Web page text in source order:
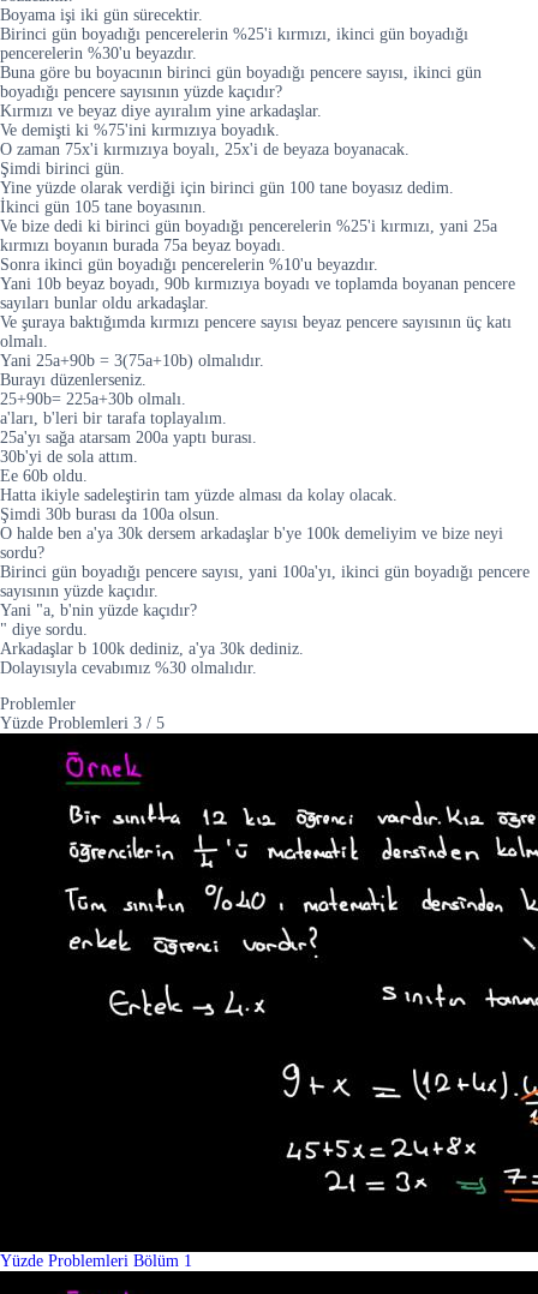
Boyama işi iki gün sürecektir.
Birinci gün boyadığı pencerelerin %25'i kırmızı, ikinci gün boyadığı
pencerelerin %30'u beyazdır.
Buna göre bu boyacının birinci gün boyadığı pencere sayısı, ikinci gün
boyadığı pencere sayısının yüzde kaçıdır?
Kırmızı ve beyaz diye ayıralım yine arkadaşlar.
Ve demişti ki %75'ini kırmızıya boyadık.
O zaman 75x'i kırmızıya boyalı, 25x'i de beyaza boyanacak.
Şimdi birinci gün.
Yine yüzde olarak verdiği için birinci gün 100 tane boyasız dedim.
İkinci gün 105 tane boyasının.
Ve bize dedi ki birinci gün boyadığı pencerelerin %25'i kırmızı, yani 25a
kırmızı boyanın burada 75a beyaz boyadı.
Sonra ikinci gün boyadığı pencerelerin %10'u beyazdır.
Yani 10b beyaz boyadı, 90b kırmızıya boyadı ve toplamda boyanan pencere
sayıları bunlar oldu arkadaşlar.
Ve şuraya baktığımda kırmızı pencere sayısı beyaz pencere sayısının üç katı
olmalı.
Yani 25a+90b = 3(75a+10b) olmalıdır.
Burayı düzenlerseniz.
25+90b= 225a+30b olmalı.
a'ları, b'leri bir tarafa toplayalım.
25a'yı sağa atarsam 200a yaptı burası.
30b'yi de sola attım.
Ee 60b oldu.
Hatta ikiyle sadeleştirin tam yüzde alması da kolay olacak.
Şimdi 30b burası da 100a olsun.
O halde ben a'ya 30k dersem arkadaşlar b'ye 100k demeliyim ve bize neyi
sordu?
Birinci gün boyadığı pencere sayısı, yani 100a'yı, ikinci gün boyadığı pencere
sayısının yüzde kaçıdır.
Yani "a, b'nin yüzde kaçıdır?
" diye sordu.
Arkadaşlar b 100k dediniz, a'ya 30k dediniz.
Dolayısıyla cevabımız %30 olmalıdır.
Problemler
Yüzde Problemleri 3 / 5
Yüzde Problemleri Bölüm 1